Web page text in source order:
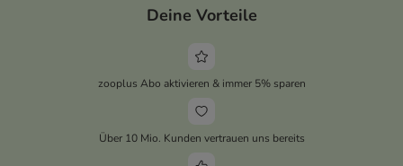
Deine Vorteile
zooplus Abo aktivieren & immer 5% sparen
Über 10 Mio. Kunden vertrauen uns bereits